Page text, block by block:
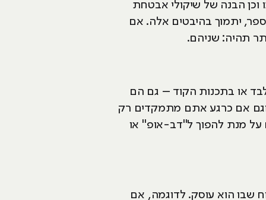
הבנה של שיקולי אבטחת
יתמוך בהיבטים אלה. אם
תהיה: שניהם.
או בתכנות הקוד – גם הם
וגם אם כרגע אתם מתמקדים רק
על מנת להפוך ל"דב-אופ" או
שבו הוא עוסק. לדוגמה, אם